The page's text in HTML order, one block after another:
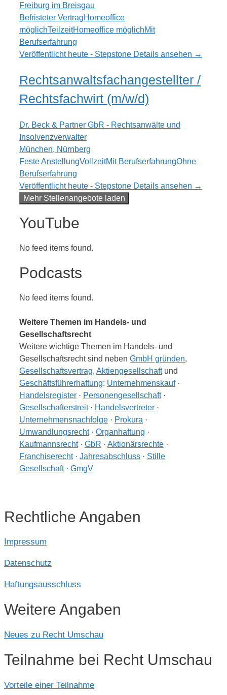
Freiburg im Breisgau
Befristeter VertragHomeoffice
möglichTeilzeitHomeoffice möglichMit
Berufserfahrung
Veröffentlicht heute - Stepstone Details ansehen →
Rechtsanwaltsfachangestellter /
Rechtsfachwirt (m/w/d)
Dr. Beck & Partner GbR - Rechtsanwälte und
Insolvenzverwalter
München, Nürnberg
Feste AnstellungVollzeitMit BerufserfahrungOhne
Berufserfahrung
Veröffentlicht heute - Stepstone Details ansehen →
Mehr Stellenangebote laden
YouTube
No feed items found.
Podcasts
No feed items found.
Weitere Themen im Handels- und
Gesellschaftsrecht
Weitere wichtige Themen im Handels- und
Gesellschaftsrecht sind neben GmbH gründen,
Gesellschaftsvertrag, Aktiengesellschaftund
Geschäftsführerhaftung: Unternehmenskauf·
Handelsregister · Personengesellschaft·
Gesellschafterstreit· Handelsvertreter ·
Unternehmensnachfolge · Prokura ·
Umwandlungsrecht· Organhaftung ·
Kaufmannsrecht· GbR · Aktionärsrechte ·
Franchiserecht· Jahresabschluss · Stille
Gesellschaft· GmgV
Rechtliche Angaben
Impressum
Datenschutz
Haftungsausschluss
Weitere Angaben
Neues zu Recht Umschau
Teilnahme bei Recht Umschau
Vorteile einer Teilnahme